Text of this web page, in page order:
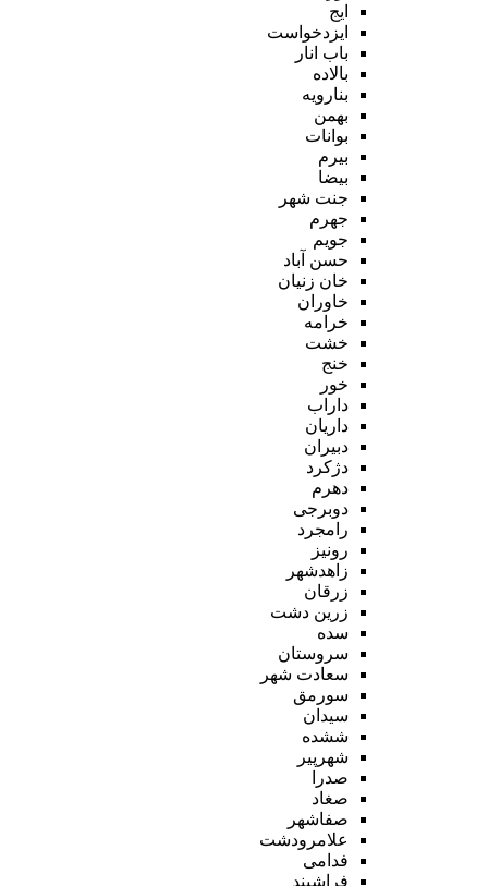
ایج
ایزدخواست
باب انار
بالاده
بنارویه
بهمن
بوانات
بیرم
بیضا
جنت شهر
جهرم
جویم
حسن آباد
خان زنیان
خاوران
خرامه
خشت
خنج
خور
داراب
داریان
دبیران
دژکرد
دهرم
دوبرجی
رامجرد
رونیز
زاهدشهر
زرقان
زرین دشت
سده
سروستان
سعادت شهر
سورمق
سیدان
ششده
شهرپیر
صدرا
صغاد
صفاشهر
علامرودشت
فدامی
فراشبند